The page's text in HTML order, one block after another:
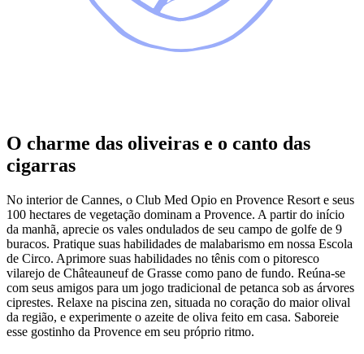
O charme das oliveiras e o canto das
cigarras
No interior de Cannes, o Club Med Opio en Provence Resort e seus
100 hectares de vegetação dominam a Provence. A partir do início
da manhã, aprecie os vales ondulados de seu campo de golfe de 9
buracos. Pratique suas habilidades de malabarismo em nossa Escola
de Circo. Aprimore suas habilidades no tênis com o pitoresco
vilarejo de Châteauneuf de Grasse como pano de fundo. Reúna-se
com seus amigos para um jogo tradicional de petanca sob as árvores
ciprestes. Relaxe na piscina zen, situada no coração do maior olival
da região, e experimente o azeite de oliva feito em casa. Saboreie
esse gostinho da Provence em seu próprio ritmo.